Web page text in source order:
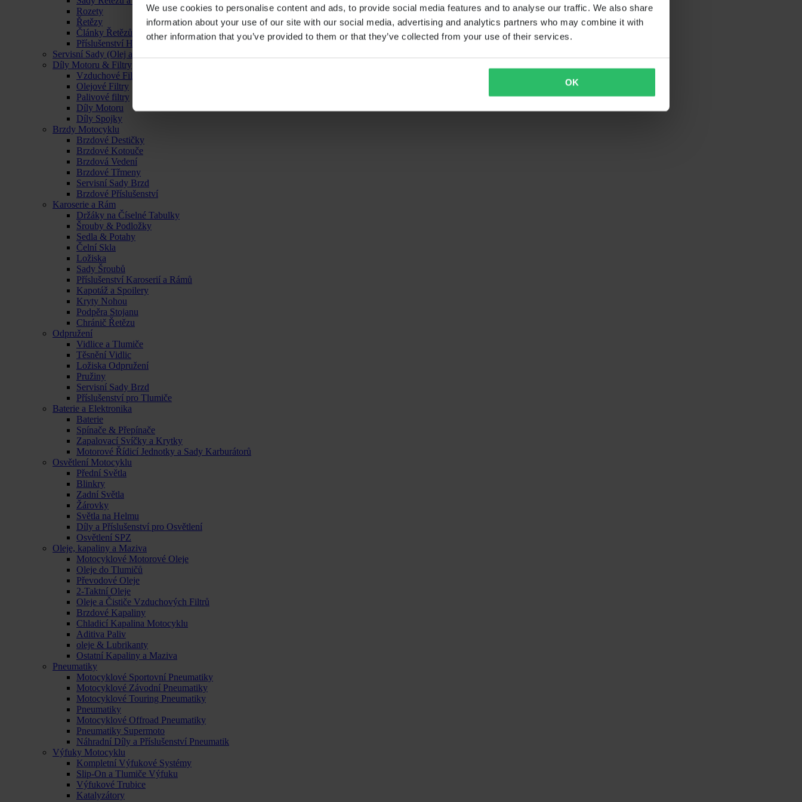
We use cookies to personalise content and ads, to provide social media features and to analyse our traffic. We also share
information about your use of our site with our social media, advertising and analytics partners who may combine it with
other information that you’ve provided to them or that they’ve collected from your use of their services.
OK
Rozety
Řetězy
Články Řetězů
Příslušenství Hnacího Ústrojí
Servisní Sady (Olej a Filtr)
Díly Motoru & Filtry
Vzduchové Filtry
Olejové Filtry
Palivové filtry
Díly Motoru
Díly Spojky
Brzdy Motocyklu
Brzdové Destičky
Brzdové Kotouče
Brzdová Vedení
Brzdové Třmeny
Servisní Sady Brzd
Brzdové Příslušenství
Karoserie a Rám
Držáky na Číselné Tabulky
Šrouby & Podložky
Sedla & Potahy
Čelní Skla
Ložiska
Sady Šroubů
Příslušenství Karoserií a Rámů
Kapotáž a Spoilery
Kryty Nohou
Podpěra Stojanu
Chránič Řetězu
Odpružení
Vidlice a Tlumiče
Těsnění Vidlic
Ložiska Odpružení
Pružiny
Servisní Sady Brzd
Příslušenství pro Tlumiče
Baterie a Elektronika
Baterie
Spínače & Přepínače
Zapalovací Svíčky a Krytky
Motorové Řídicí Jednotky a Sady Karburátorů
Osvětlení Motocyklu
Přední Světla
Blinkry
Zadní Světla
Žárovky
Světla na Helmu
Díly a Příslušenství pro Osvětlení
Osvětlení SPZ
Oleje, kapaliny a Maziva
Motocyklové Motorové Oleje
Oleje do Tlumičů
Převodové Oleje
2-Taktní Oleje
Oleje a Čističe Vzduchových Filtrů
Brzdové Kapaliny
Chladicí Kapalina Motocyklu
Aditiva Paliv
oleje & Lubrikanty
Ostatní Kapaliny a Maziva
Pneumatiky
Motocyklové Sportovní Pneumatiky
Motocyklové Závodní Pneumatiky
Motocyklové Touring Pneumatiky
Pneumatiky
Motocyklové Offroad Pneumatiky
Pneumatiky Supermoto
Náhradní Díly a Příslušenství Pneumatik
Výfuky Motocyklu
Kompletní Výfukové Systémy
Slip-On a Tlumiče Výfuku
Výfukové Trubice
Katalyzátory